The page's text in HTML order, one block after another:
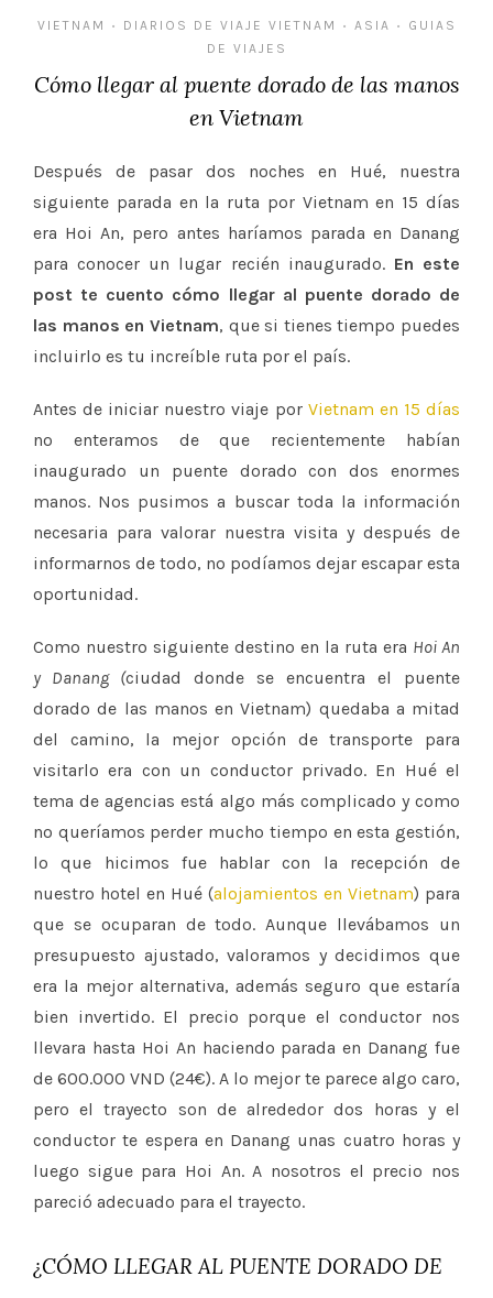
VIETNAM • DIARIOS DE VIAJE VIETNAM • ASIA •
GUIAS
DE VIAJES
Cómo llegar al puente dorado de las manos
en Vietnam
Después de pasar dos noches en Hué, nuestra
siguiente parada en la ruta por Vietnam en 15 días
era Hoi An, pero antes haríamos parada en Danang
para conocer un lugar recién inaugurado. En este
post te cuento cómo llegar al puente dorado de
las manos en Vietnam, que si tienes tiempo puedes
incluirlo es tu increíble ruta por el país.
Antes de iniciar nuestro viaje por Vietnam en 15 días
no enteramos de que recientemente habían
inaugurado un puente dorado con dos enormes
manos. Nos pusimos a buscar toda la información
necesaria para valorar nuestra visita y después de
informarnos de todo, no podíamos dejar escapar esta
oportunidad.
Como nuestro siguiente destino en la ruta era Hoi An
y Danang (ciudad donde se encuentra el puente
dorado de las manos en Vietnam) quedaba a mitad
del camino, la mejor opción de transporte para
visitarlo era con un conductor privado. En Hué el
tema de agencias está algo más complicado y como
no queríamos perder mucho tiempo en esta gestión,
lo que hicimos fue hablar con la recepción de
nuestro hotel en Hué (alojamientos en Vietnam) para
que se ocuparan de todo. Aunque llevábamos un
presupuesto ajustado, valoramos y decidimos que
era la mejor alternativa, además seguro que estaría
bien invertido. El precio porque el conductor nos
llevara hasta Hoi An haciendo parada en Danang fue
de 600.000 VND (24€). A lo mejor te parece algo caro,
pero el trayecto son de alrededor dos horas y el
conductor te espera en Danang unas cuatro horas y
luego sigue para Hoi An. A nosotros el precio nos
pareció adecuado para el trayecto.
¿CÓMO LLEGAR AL PUENTE DORADO DE